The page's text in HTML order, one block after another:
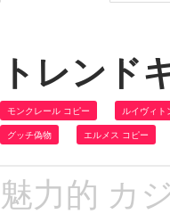
トレンド
モンクレール コピー ルイヴィト
グッチ偽物 エルメス コピー
魅力的 カ